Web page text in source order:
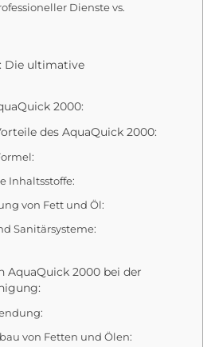
Dienste vs.
Die ultimative
2000:
des AquaQuick 2000:
Inhaltsstoffe:
von Fett und Öl:
Sanitärsysteme:
AquaQuick 2000 bei der
von Fetten und Ölen: